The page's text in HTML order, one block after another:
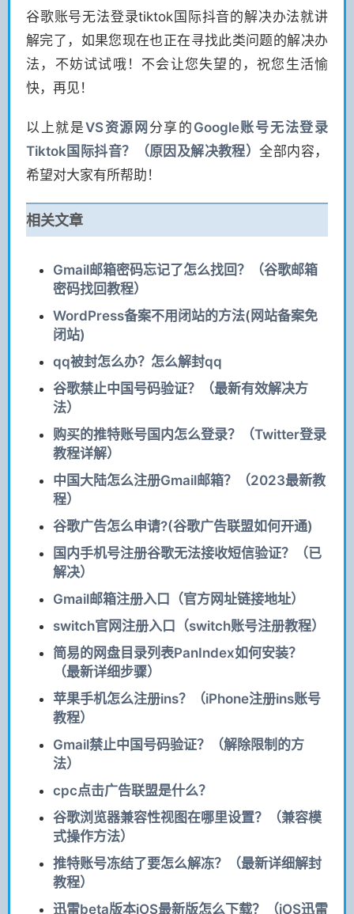
谷歌账号无法登录tiktok国际抖音的解决办法就讲
解完了，如果您现在也正在寻找此类问题的解决办
法，不妨试试哦！不会让您失望的，祝您生活愉
快，再见！
以上就是VS资源网 分享的 Google账号无法登录
Tiktok国际抖音？（原因及解决教程）全部内容，
希望对大家有所帮助！
相关文章
Gmail邮箱密码忘记了怎么找回？（谷歌邮箱
密码找回教程）
WordPress备案不用闭站的方法(网站备案免
闭站)
qq被封怎么办？怎么解封qq
谷歌禁止中国号码验证？（最新有效解决方
法）
购买的推特账号国内怎么登录？（Twitter登录
教程详解）
中国大陆怎么注册Gmail邮箱？（2023最新教
程）
谷歌广告怎么申请?(谷歌广告联盟如何开通)
国内手机号注册谷歌无法接收短信验证？（已
解决）
Gmail邮箱注册入口（官方网址链接地址）
switch官网注册入口（switch账号注册教程）
简易的网盘目录列表PanIndex如何安装？
（最新详细步骤）
苹果手机怎么注册ins？（iPhone注册ins账号
教程）
Gmail禁止中国号码验证？（解除限制的方
法）
cpc点击广告联盟是什么？
谷歌浏览器兼容性视图在哪里设置？（兼容模
式操作方法）
推特账号冻结了要怎么解冻？（最新详细解封
教程）
迅雷beta版本iOS最新版怎么下载？（iOS迅雷